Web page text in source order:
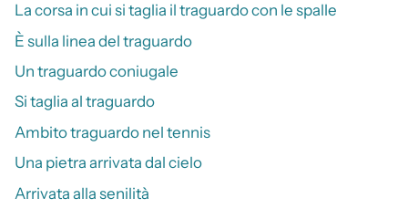
La corsa in cui si taglia il traguardo con le spalle
È sulla linea del traguardo
Un traguardo coniugale
Si taglia al traguardo
Ambito traguardo nel tennis
Una pietra arrivata dal cielo
Arrivata alla senilità